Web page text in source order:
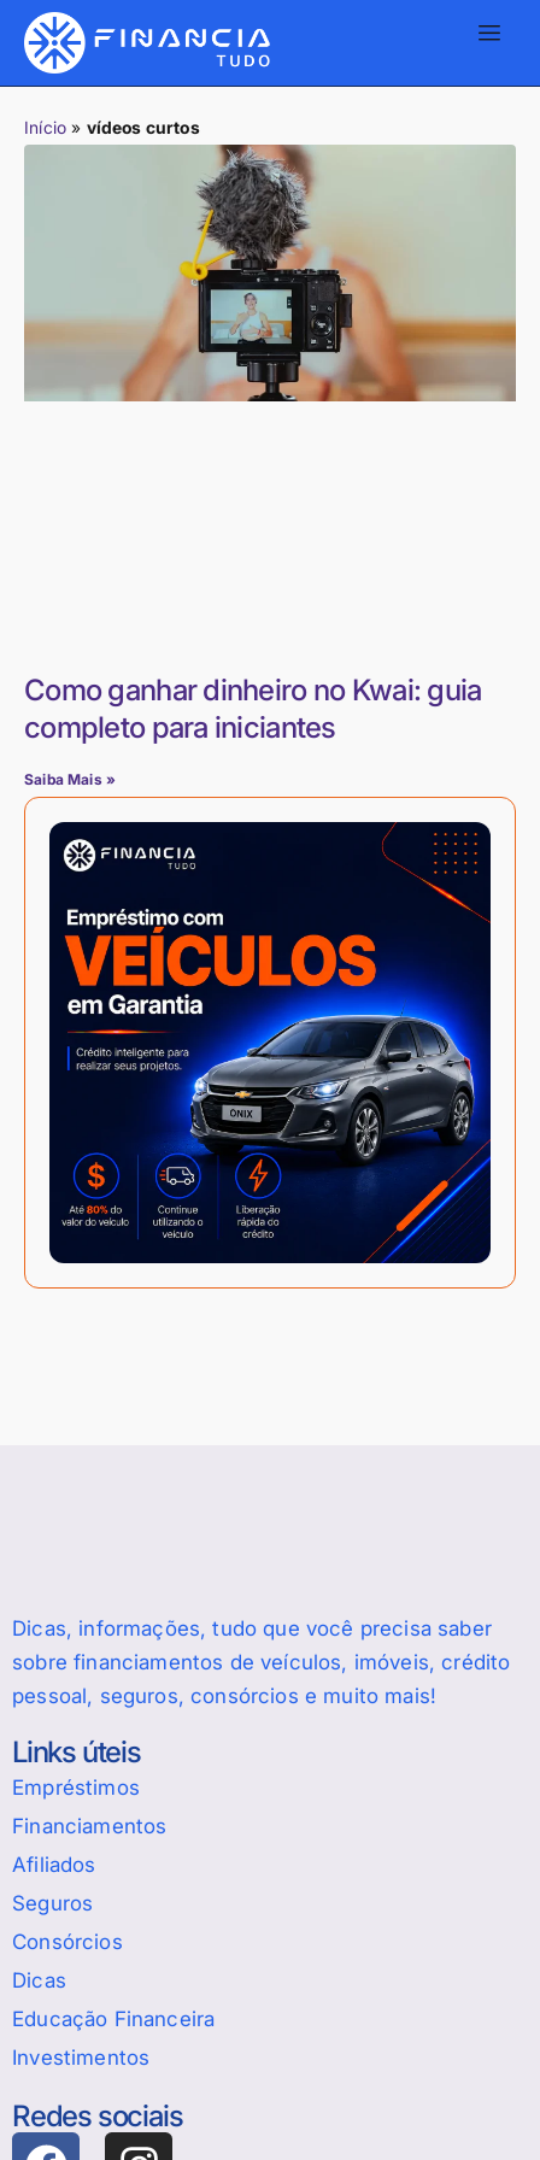
Início » vídeos curtos
Como ganhar dinheiro no Kwai: guia
completo para iniciantes
Saiba Mais »
Dicas, informações, tudo que você precisa saber
sobre financiamentos de veículos, imóveis, crédito
pessoal, seguros, consórcios e muito mais!
Links úteis
Empréstimos
Financiamentos
Afiliados
Seguros
Consórcios
Dicas
Educação Financeira
Investimentos
Redes sociais